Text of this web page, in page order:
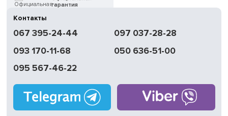
гарантия
доставка
Обмен | Возвращение
без выходных
Магазины
в Киеве
Контакты
067 395-24-44
097 037-28-28
093 170-11-68
050 636-51-00
095 567-46-22